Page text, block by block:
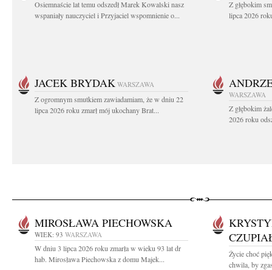
Osiemnaście lat temu odszedł Marek Kowalski nasz
wspaniały nauczyciel i Przyjaciel wspomnienie o...
Z głębokim
lipca 2026
JACEK BRYDAK WARSZAWA
Z ogromnym smutkiem zawiadamiam, że w dniu 22
lipca 2026 roku zmarł mój ukochany Brat...
WARSZAWA
Z głębokim
2026 roku
MIROSŁAWA PIECHOWSKA
WIEK: 93 WARSZAWA
W dniu 3 lipca 2026 roku zmarła w wieku 93 lat dr
hab. Mirosława Piechowska z domu Majek...
Życie choć
chwila, by